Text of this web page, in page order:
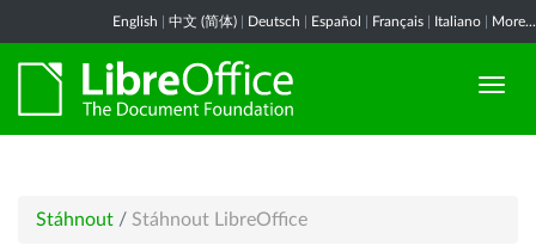
English 中文 (简体) Deutsch Español Français Italiano More...
Stáhnout / Stáhnout LibreOffice